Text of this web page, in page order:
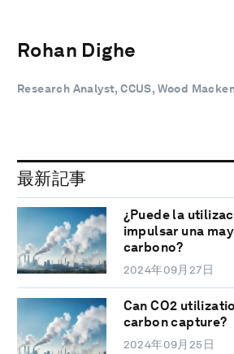
Rohan Dighe
Research Analyst, CCUS, Wood
最新記事
¿Puede la
impulsar una
carbono?
2024年09月27日
Can CO2
carbon capture?
2024年09月25日